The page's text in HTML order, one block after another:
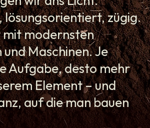
lösungsorientiert, zügig.
modernsten
Maschinen. Je
Aufgabe, desto mehr
Element – und
auf die man bauen